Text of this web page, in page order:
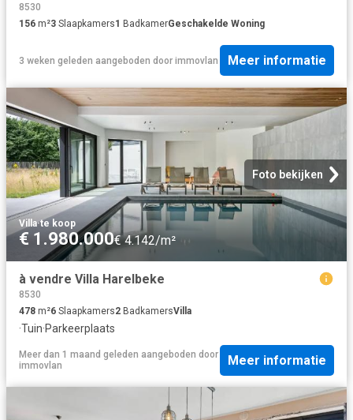
8530
156 m²3 Slaapkamers1 BadkamerGeschakelde Woning
3 weken geleden aangeboden door immovlan Meer informatie
Foto bekijken
Villa·te koop
€ 1.980.000€ 4.142/m²
à vendre Villa Harelbeke
8530
478 m²6 Slaapkamers2 BadkamersVilla
·Tuin·Parkeerplaats
Meer dan 1 maand geleden aangeboden door
immovlan
Meer informatie